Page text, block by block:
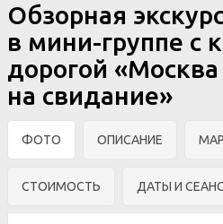
Обзорная
в мини-группе c
дорогой
на свидание»
ФОТО ОПИСАНИЕ
СТОИМОСТЬ ДАТЫ И